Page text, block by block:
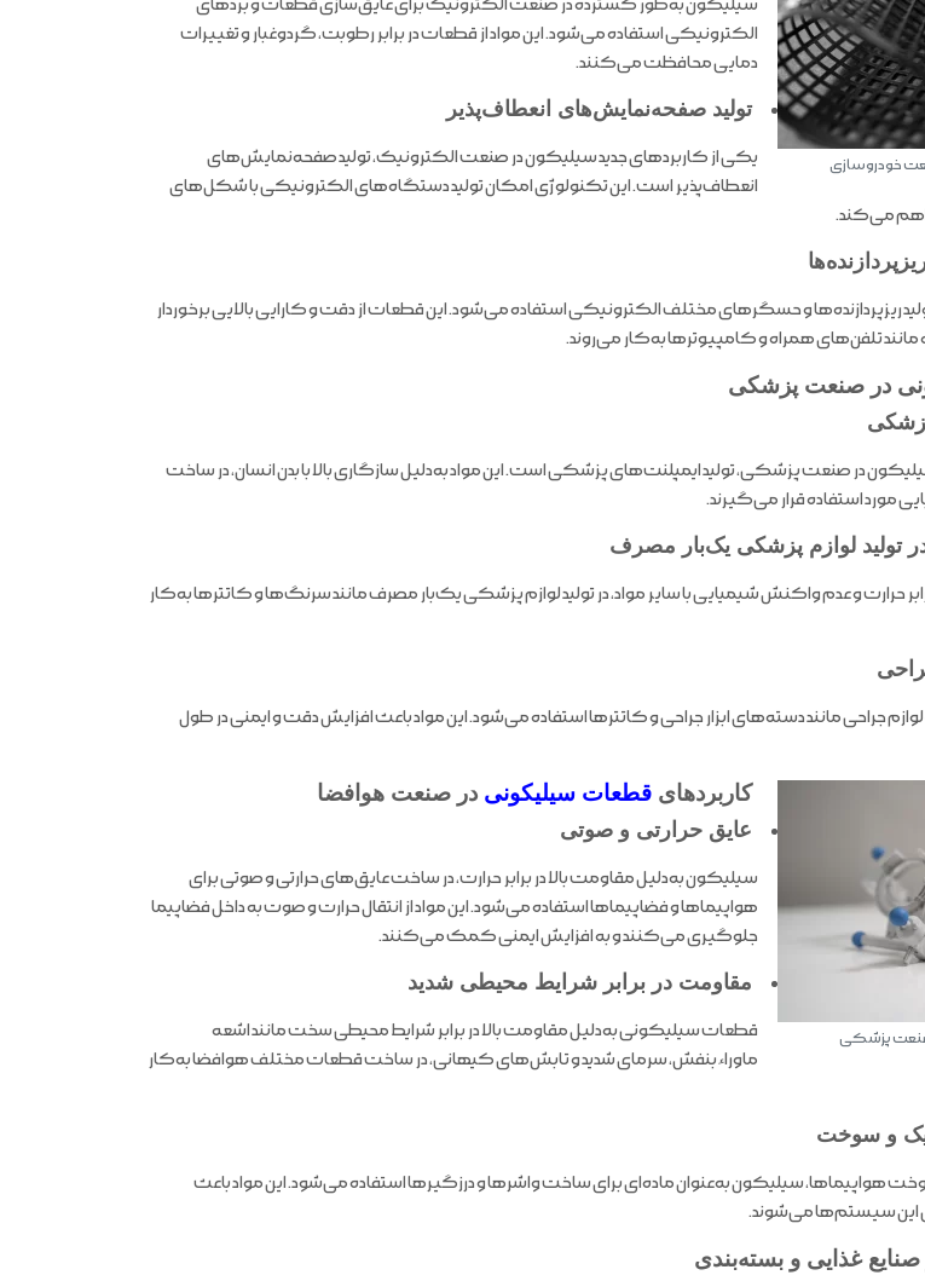
خودروسازی
الکترونیکی استفاده می‌شود. این مواد از قطعات در برابر رطوبت، گردوغبار و تغییرات
دمایی محافظت می‌کنند.
تولید صفحه‌نمایش‌های انعطاف‌پذیر
یکی از کاربردهای جدید سیلیکون در صنعت الکترونیک، تولید صفحه‌نمایش‌های
انعطاف‌پذیر است. این تکنولوژی امکان تولید دستگاه‌های الکترونیکی با شکل‌های
می‌کند.
ریزپردازنده‌ها و حسگرهای مختلف الکترونیکی استفاده می‌شود. این قطعات از دقت و کارایی بالایی برخوردار
تلفن‌های همراه و کامپیوترها به‌کار می‌روند.
در صنعت پزشکی
پزشکی
در صنعت پزشکی، تولید ایمپلنت‌های پزشکی است. این مواد به‌دلیل سازگاری بالا با بدن انسان، در ساخت
مورد استفاده قرار می‌گیرند.
تولید لوازم پزشکی یک‌بار مصرف
حرارت و عدم واکنش شیمیایی با سایر مواد، در تولید لوازم پزشکی یک‌بار مصرف مانند سرنگ‌ها و کاتترها به‌کار
جراحی مانند دسته‌های ابزار جراحی و کاتترها استفاده می‌شود. این مواد باعث افزایش دقت و ایمنی در طول
پزشکی
کاربردهای قطعات سیلیکونی در صنعت هوافضا
عایق حرارتی و صوتی
سیلیکون به‌دلیل مقاومت بالا در برابر حرارت، در ساخت عایق‌های حرارتی و صوتی برای
هواپیماها و فضاپیماها استفاده می‌شود. این مواد از انتقال حرارت و صوت به داخل فضاپیما
جلوگیری می‌کنند و به افزایش ایمنی کمک می‌کنند.
مقاومت در برابر شرایط محیطی شدید
قطعات سیلیکونی به‌دلیل مقاومت بالا در برابر شرایط محیطی سخت مانند اشعه
ماوراءبنفش، سرمای شدید و تابش‌های کیهانی، در ساخت قطعات مختلف هوافضا به‌کار
و سوخت
سیلیکون به‌عنوان ماده‌ای برای ساخت واشرها و درزگیرها استفاده می‌شود. این مواد باعث
سیستم‌ها می‌شوند.
غذایی و بسته‌بندی